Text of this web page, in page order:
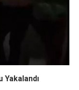
Yakalandı